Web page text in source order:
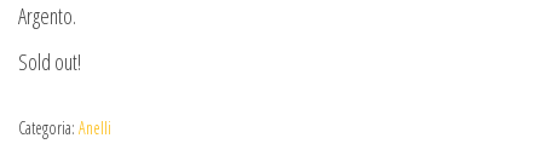
Argento.
Sold out!
Categoria: Anelli